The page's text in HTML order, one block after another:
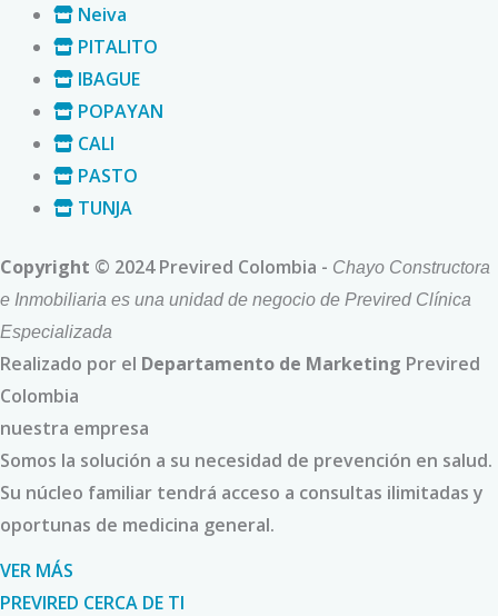
Neiva
PITALITO
IBAGUE
POPAYAN
CALI
PASTO
TUNJA
Copyright © 2024 Previred Colombia - Chayo Constructora
e Inmobiliaria es una unidad de negocio de Previred Clínica
Especializada
Realizado por el Departamento de Marketing Previred
Colombia
nuestra empresa
Somos la solución a su necesidad de prevención en salud.
Su núcleo familiar tendrá acceso a consultas ilimitadas y
oportunas de medicina general.
VER MÁS
PREVIRED CERCA DE TI